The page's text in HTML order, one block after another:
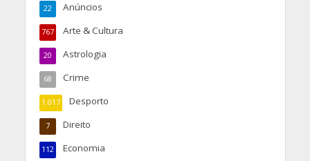
Anúncios
22
Arte & Cultura
767
Astrologia
20
Crime
68
Desporto
1.017
Direito
7
Economia
112